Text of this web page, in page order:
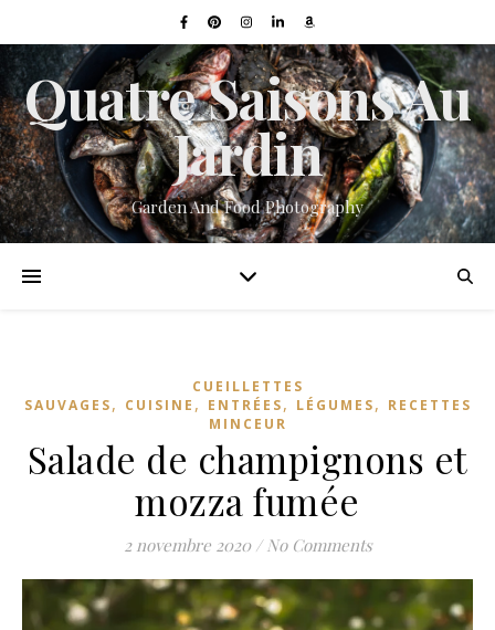
Quatre Saisons Au
Jardin
Garden And Food Photography
CUEILLETTES
SAUVAGES, CUISINE , ENTRÉES, LÉGUMES, RECETTES
MINCEUR
Salade de champignons et
mozza fumée
2 novembre 2020 / No Comments